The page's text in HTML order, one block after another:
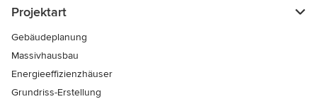
Projektart
Gebäudeplanung
Massivhausbau
Energieeffizienzhäuser
Grundriss-Erstellung